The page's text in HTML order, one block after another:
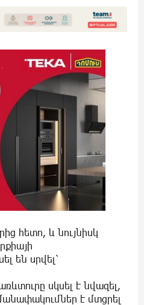
հետո, և նույնիսկ
են սրվել՝
սկսել է նվազել,
է մտցրել